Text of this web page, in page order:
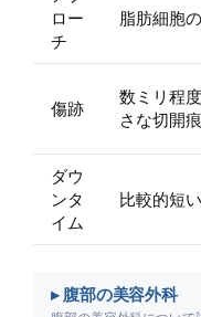
ロー
チ
脂肪細胞
傷跡
数ミリ程
さな切開痕
ダウ
ンタ
イム
比較的短い
▸ 腹部の美容外科